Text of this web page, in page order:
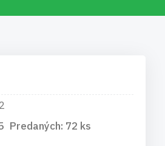
Predaných: 72 ks